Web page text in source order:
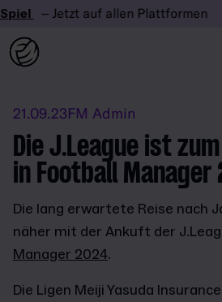
– Jetzt auf allen Plattformen
21.09.23FM Admin
Die J.League ist
in Football Manager
Die lang erwartete Reise nach
näher mit der Ankuft der
Manager 2024.
Die Ligen Meiji Yasuda